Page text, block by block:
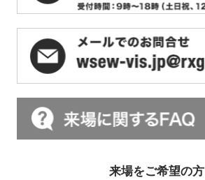
来場をご希望の方